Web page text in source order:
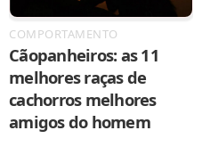
COMPORTAMENTO
Cãopanheiros: as 11
melhores raças de
cachorros melhores
amigos do homem